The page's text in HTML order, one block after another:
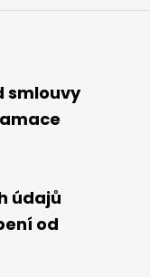
smlouvy
údajů
od